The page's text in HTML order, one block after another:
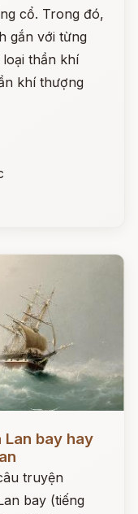
cổ. Trong đó,
gắn với từng
loại thần khí
khí thượng
bay hay
truyện
bay (tiếng